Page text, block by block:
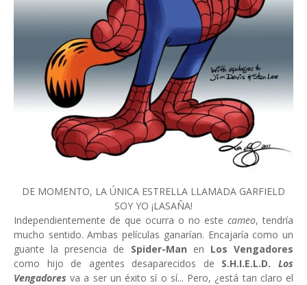
DE MOMENTO, LA ÚNICA ESTRELLA LLAMADA GARFIELD
SOY YO ¡LASAÑA!
Independientemente de que ocurra o no este cameo, tendría
mucho sentido. Ambas películas ganarían. Encajaría como un
guante la presencia de Spider-Man en Los Vengadores
como hijo de agentes desaparecidos de S.H.I.E.L.D.
Los
Vengadores va a ser un éxito sí o sí... Pero, ¿está tan claro el